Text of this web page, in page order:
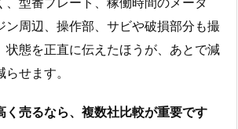
ン周辺、操作部、サビや破損部分も撮
状態を正直に伝えたほうが、あとで減
せます。
く売るなら、複数社比較が重要です